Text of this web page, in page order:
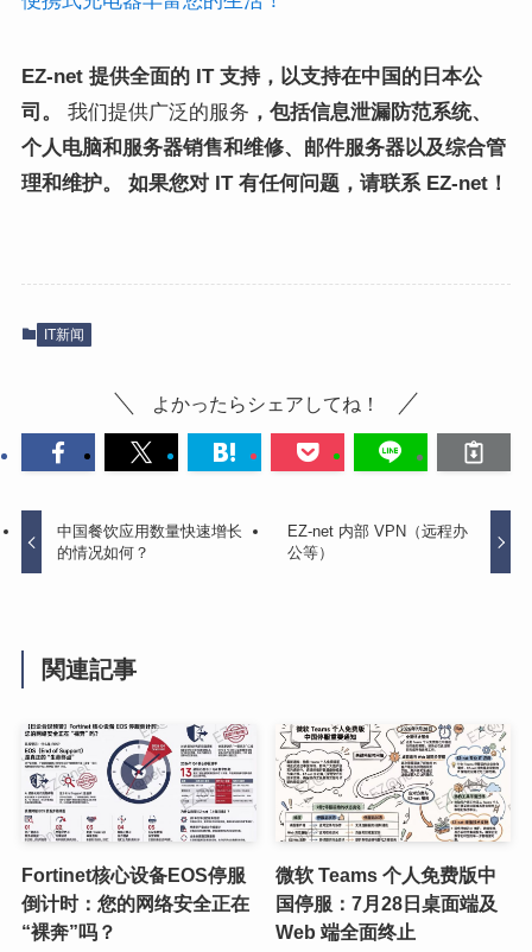
EZ-net 提供全面的 IT 支持，以支持在中国的日本公
司 。 我们提供广泛的服务 ，包括信息泄漏防范系统、
个人电脑和服务器销售和维修、邮件服务器以及综合管
理和维护。 如果您对 IT 有任何问题，请联系 EZ-net！
IT新闻
よかったらシェアしてね！
中国餐饮应用数量快速增长
的情况如何？
EZ-net 内部 VPN（远程办
公等）
関連記事
Fortinet核心设备EOS停服
倒计时：您的网络安全正在
“裸奔”吗？
微软 Teams 个人免费版中
国停服：7月28日桌面端及
Web 端全面终止